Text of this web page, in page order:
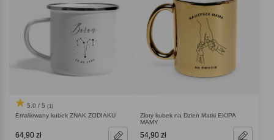
5.0 / 5 (1)
Emaliowany kubek ZNAK ZODIAKU
64,90 zł
Złoty kubek na Dzień Matki EKIPA
MAMY
54,90 zł